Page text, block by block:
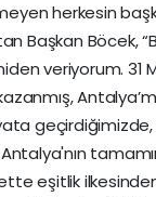
herkesin
Başkan Böcek,
veriyorum. 31
eşitlik